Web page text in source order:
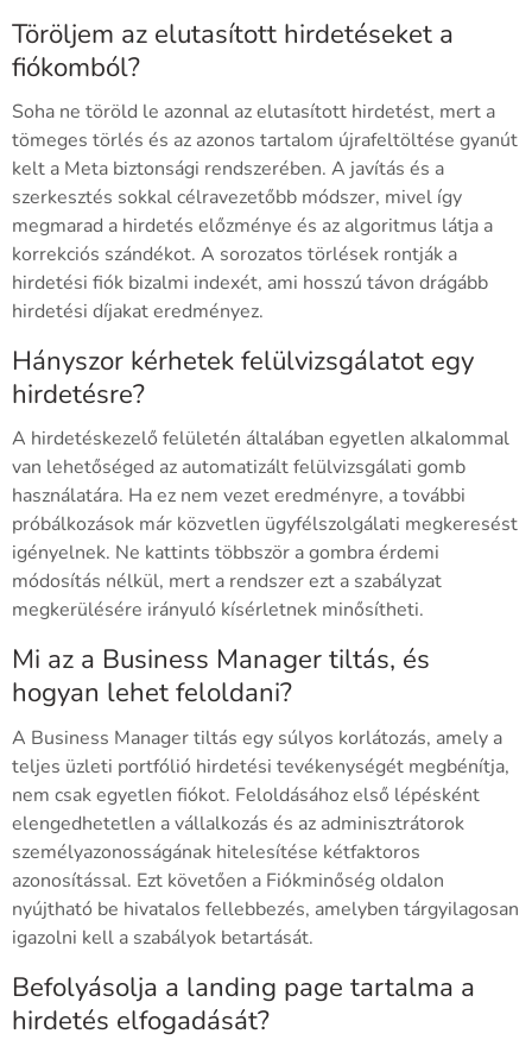
Töröljem az elutasított hirdetéseket a
fiókomból?
Soha ne töröld le azonnal az elutasított hirdetést, mert a
tömeges törlés és az azonos tartalom újrafeltöltése gyanút
kelt a Meta biztonsági rendszerében. A javítás és a
szerkesztés sokkal célravezetőbb módszer, mivel így
megmarad a hirdetés előzménye és az algoritmus látja a
korrekciós szándékot. A sorozatos törlések rontják a
hirdetési fiók bizalmi indexét, ami hosszú távon drágább
hirdetési díjakat eredményez.
Hányszor kérhetek felülvizsgálatot egy
hirdetésre?
A hirdetéskezelő felületén általában egyetlen alkalommal
van lehetőséged az automatizált felülvizsgálati gomb
használatára. Ha ez nem vezet eredményre, a további
próbálkozások már közvetlen ügyfélszolgálati megkeresést
igényelnek. Ne kattints többször a gombra érdemi
módosítás nélkül, mert a rendszer ezt a szabályzat
megkerülésére irányuló kísérletnek minősítheti.
Mi az a Business Manager tiltás, és
hogyan lehet feloldani?
A Business Manager tiltás egy súlyos korlátozás, amely a
teljes üzleti portfólió hirdetési tevékenységét megbénítja,
nem csak egyetlen fiókot. Feloldásához első lépésként
elengedhetetlen a vállalkozás és az adminisztrátorok
személyazonosságának hitelesítése kétfaktoros
azonosítással. Ezt követően a Fiókminőség oldalon
nyújtható be hivatalos fellebbezés, amelyben tárgyilagosan
igazolni kell a szabályok betartását.
Befolyásolja a landing page tartalma a
hirdetés elfogadását?